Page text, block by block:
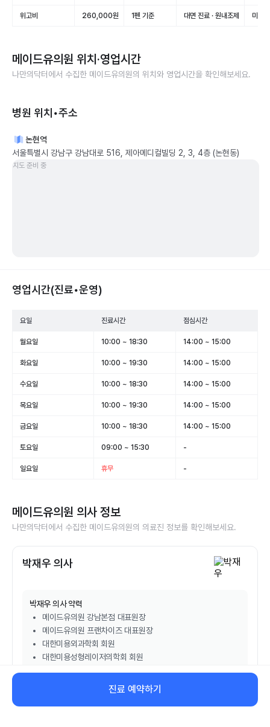
위고비 260,000원 1펜 기준 대면 진료 · 원내조제 미적
메이드유의원 위치·영업시간
나만의닥터에서 수집한 메이드유의원의 위치와 영업시간을 확인해보세요.
병원 위치•주소
논현역
서울특별시 강남구 강남대로 516, 제아메디컬빌딩 2, 3, 4층 (논현동)
지도 준비 중
영업시간(진료•운영)
요일 진료시간 점심시간
월요일 10:00 ~ 18:30 14:00 ~ 15:00
화요일 10:00 ~ 19:30 14:00 ~ 15:00
수요일 10:00 ~ 18:30 14:00 ~ 15:00
목요일 10:00 ~ 19:30 14:00 ~ 15:00
금요일 10:00 ~ 18:30 14:00 ~ 15:00
토요일 09:00 ~ 15:30 -
일요일 휴무 -
메이드유의원 의사 정보
나만의닥터에서 수집한 메이드유의원의 의료진 정보를 확인해보세요.
박재우 의사
박재우의사 약력
메이드유의원 강남본점 대표원장
메이드유의원 프랜차이즈 대표원장
대한미용외과학회 회원
대한미용성형레이저의학회 회원
비대면 진료 예약하기
진료 예약하기